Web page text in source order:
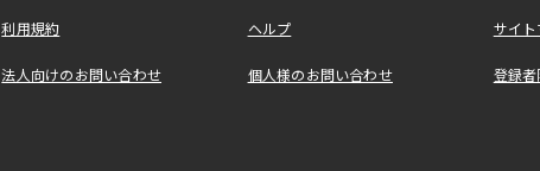
利用規約 ヘルプ サイ
法人向けのお問い合わせ 個人様のお問い合わせ 登録者